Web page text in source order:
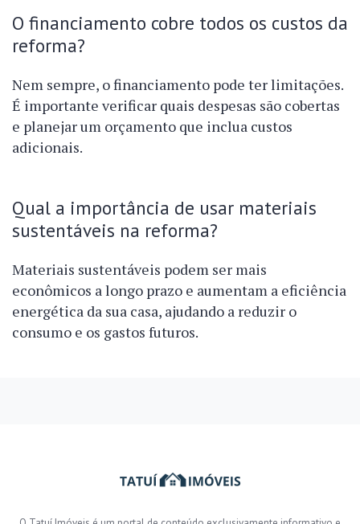
O financiamento cobre todos os custos da
reforma?
Nem sempre, o financiamento pode ter limitações.
É importante verificar quais despesas são cobertas
e planejar um orçamento que inclua custos
adicionais.
Qual a importância de usar materiais
sustentáveis na reforma?
Materiais sustentáveis podem ser mais
econômicos a longo prazo e aumentam a eficiência
energética da sua casa, ajudando a reduzir o
consumo e os gastos futuros.